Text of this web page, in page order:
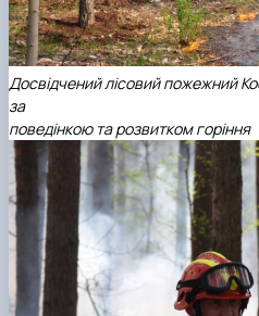
Досвідчений лісовий пожежний
за
поведінкою та розвитком горіння